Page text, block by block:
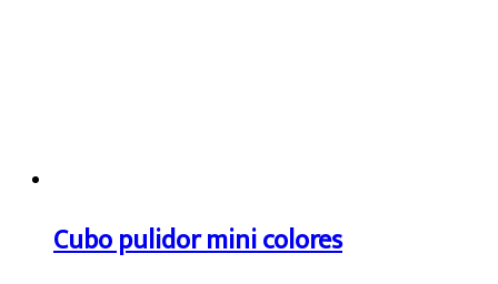
Cubo pulidor mini colores